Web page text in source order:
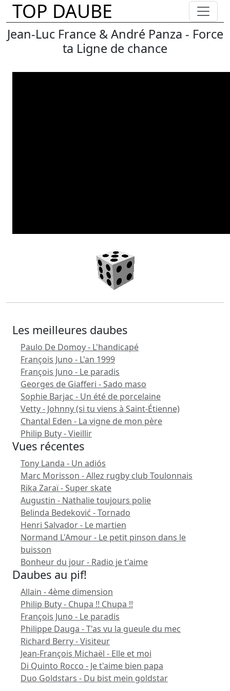
TOP DAUBE
Jean-Luc France & André Panza - Force
ta Ligne de chance
Les meilleures daubes
Paulo De Domoy - L'handicapé
François Juno - L'an 1999
François Juno - Le paradis
Georges de Giafferi - Sado maso
Sophie Barjac - Un été de porcelaine
Vetty - Johnny (si tu viens à Saint-Étienne)
Chantal Eden - La vigne de mon père
Philip Buty - Vieillir
Vues récentes
Tony Landa - Un adiós
Marc Morisson - Allez rugby club Toulonnais
Rika Zaraï - Super skate
Augustin - Nathalie toujours polie
Belinda Bedeković - Tornado
Henri Salvador - Le martien
Normand L'Amour - Le petit pinson dans le
buisson
Bonheur du jour - Radio je t'aime
Daubes au pif!
Allain - 4ème dimension
Philip Buty - Chupa !! Chupa !!
François Juno - Le paradis
Philippe Dauga - T'as vu la gueule du mec
Richard Berry - Visiteur
Jean-François Michaël - Elle et moi
Di Quinto Rocco - Je t'aime bien papa
Duo Goldstars - Du bist mein goldstar